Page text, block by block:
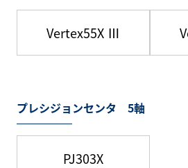
Vertex55X Ⅲ
プレシジョンセンタ 5軸
PJ303X